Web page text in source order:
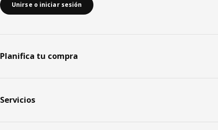
Unirse o iniciar sesión
Planifica tu compra
Servicios